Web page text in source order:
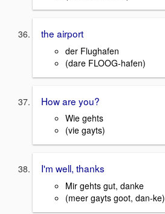
the airport
der Flughafen
(dare FLOOG-hafen)
How are you?
Wie gehts
(vie gayts)
I'm well, thanks
Mir gehts gut, danke
(meer gayts goot, dan-ke)